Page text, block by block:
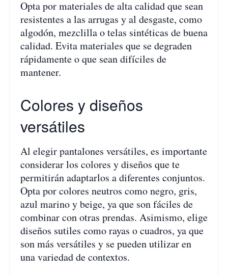
Opta por materiales de alta calidad que sean
resistentes a las arrugas y al desgaste, como
algodón, mezclilla o telas sintéticas de buena
calidad. Evita materiales que se degraden
rápidamente o que sean difíciles de
mantener.
Colores y diseños
versátiles
Al elegir pantalones versátiles, es importante
considerar los colores y diseños que te
permitirán adaptarlos a diferentes conjuntos.
Opta por colores neutros como negro, gris,
azul marino y beige, ya que son fáciles de
combinar con otras prendas. Asimismo, elige
diseños sutiles como rayas o cuadros, ya que
son más versátiles y se pueden utilizar en
una variedad de contextos.